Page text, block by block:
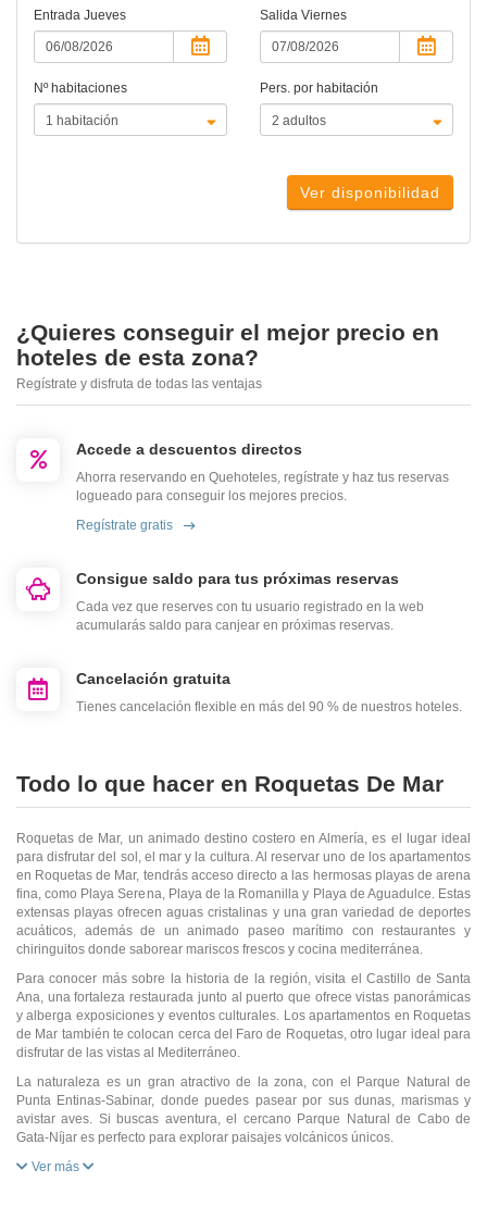
Entrada Jueves Salida Viernes
Nº habitaciones Pers. por habitación
Ver disponibilidad
¿Quieres conseguir el mejor precio en
hoteles de esta zona?
Regístrate y disfruta de todas las ventajas
Accede a descuentos directos
Ahorra reservando en Quehoteles, regístrate y haz tus reservas
logueado para conseguir los mejores precios.
Regístrate gratis
Consigue saldo para tus próximas reservas
Cada vez que reserves con tu usuario registrado en la web
acumularás saldo para canjear en próximas reservas.
Cancelación gratuita
Tienes cancelación flexible en más del 90 % de nuestros hoteles.
Todo lo que hacer en Roquetas De Mar
Roquetas de Mar, un animado destino costero en Almería, es el lugar ideal
para disfrutar del sol, el mar y la cultura. Al reservar uno de los apartamentos
en Roquetas de Mar, tendrás acceso directo a las hermosas playas de arena
fina, como Playa Serena, Playa de la Romanilla y Playa de Aguadulce. Estas
extensas playas ofrecen aguas cristalinas y una gran variedad de deportes
acuáticos, además de un animado paseo marítimo con restaurantes y
chiringuitos donde saborear mariscos frescos y cocina mediterránea.
Para conocer más sobre la historia de la región, visita el Castillo de Santa
Ana, una fortaleza restaurada junto al puerto que ofrece vistas panorámicas
y alberga exposiciones y eventos culturales. Los apartamentos en Roquetas
de Mar también te colocan cerca del Faro de Roquetas, otro lugar ideal para
disfrutar de las vistas al Mediterráneo.
La naturaleza es un gran atractivo de la zona, con el Parque Natural de
Punta Entinas-Sabinar, donde puedes pasear por sus dunas, marismas y
avistar aves. Si buscas aventura, el cercano Parque Natural de Cabo de
Gata-Níjar es perfecto para explorar paisajes volcánicos únicos.
Ver más